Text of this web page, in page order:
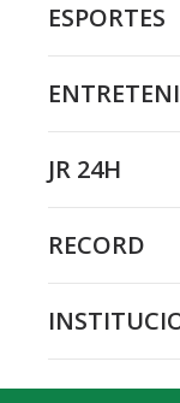
ESPORTES
JR 24H
RECORD